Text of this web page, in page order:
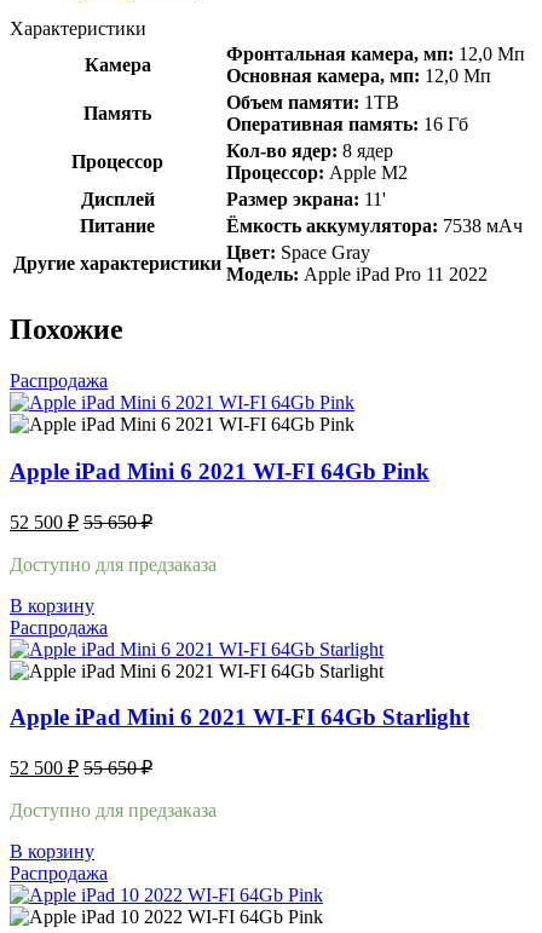
WI-
Характеристики
Камера
Фронтальная камера, мп: 12,0 Мп
Основная камера, мп: 12,0 Мп
Память
Объем памяти: 1TB
Оперативная память: 16 Гб
Процессор
Кол-во ядер: 8 ядер
Процессор: Apple M2
Дисплей
Размер экрана: 11'
Питание
Ёмкость аккумулятора: 7538 мАч
Другие характеристики
Цвет: Space Gray
Модель: Apple iPad Pro 11 2022
Похожие
Распродажа
Apple iPad Mini 6 2021 WI-FI 64Gb Pink
52 500 ₽ 55 650₽
Доступно для предзаказа
В корзину
Распродажа
Apple iPad Mini 6 2021 WI-FI 64Gb Starlight
52 500 ₽ 55 650₽
Доступно для предзаказа
В корзину
Распродажа